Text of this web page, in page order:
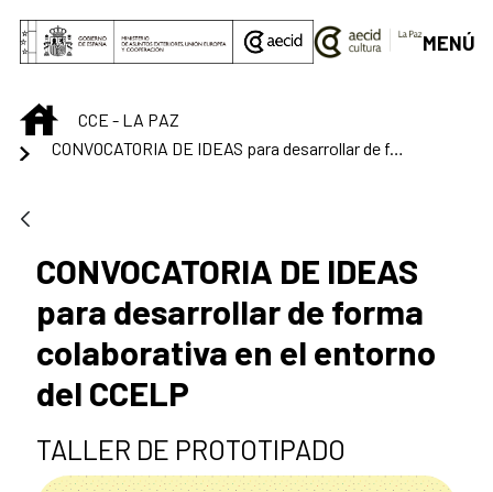
Saltar al contenido principal
MENÚ
INICIOCCE - LA PAZ
CONVOCATORIA DE IDEAS para desarrollar de forma colaborativa en el entorno del CCELP
CONVOCATORIA DE IDEAS
para desarrollar de forma
colaborativa en el entorno
del CCELP
TALLER DE PROTOTIPADO